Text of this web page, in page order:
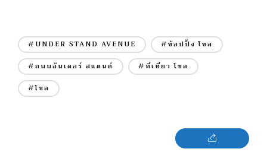
#UNDER STAND AVENUE
#ช้อปปิ้ง โซล
#ถนนอันเดอร์ สแตนด์
#ที่เที่ยว โซล
#โซล